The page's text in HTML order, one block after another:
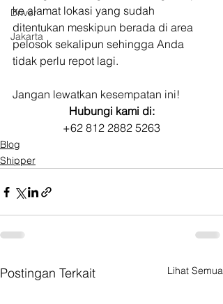
Driver
Jakarta
ke alamat lokasi yang sudah
ditentukan meskipun berada di area
pelosok sekalipun sehingga Anda
tidak perlu repot lagi.
Jangan lewatkan kesempatan ini!
Hubungi kami di:
+62 812 2882 5263
Blog
Shipper
Postingan Terkait Lihat Semua